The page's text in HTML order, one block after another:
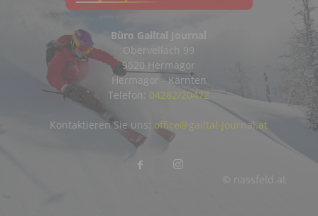
Büro Gailtal Journal
Obervellach 99
9620 Hermagor
Hermagor - Kärnten
Telefon: 04282/20472
© nassfeld.at
Kontaktieren Sie uns: office@gailtal-journal.at